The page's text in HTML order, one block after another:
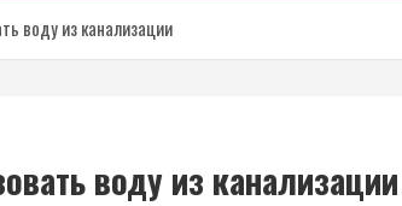
воду из канализации
воду из канализации